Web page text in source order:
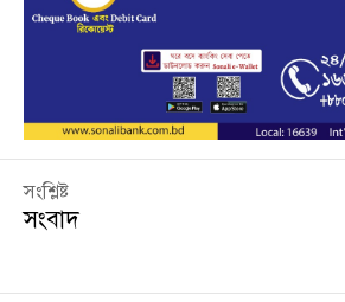
সংশ্লিষ্ট
সংবাদ